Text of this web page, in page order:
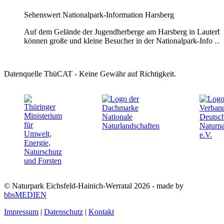
Sehenswert Nationalpark-Information Harsberg
Auf dem Gelände der Jugendherberge am Harsberg in
können große und kleine Besucher in der Nationalpark-Info …
Datenquelle ThüCAT - Keine Gewähr auf Richtigkeit.
© Naturpark Eichsfeld-Hainich-Werratal 2026 - made by
bbsMEDIEN
Impressum | Datenschutz | Kontakt